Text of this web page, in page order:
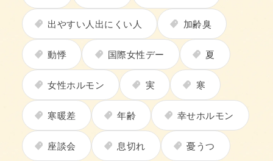
出やすい人出にくい人 加齢臭
動悸 国際女性デー 夏
女性ホルモン 実 寒
寒暖差 年齢 幸せホルモン
座談会 息切れ 憂うつ